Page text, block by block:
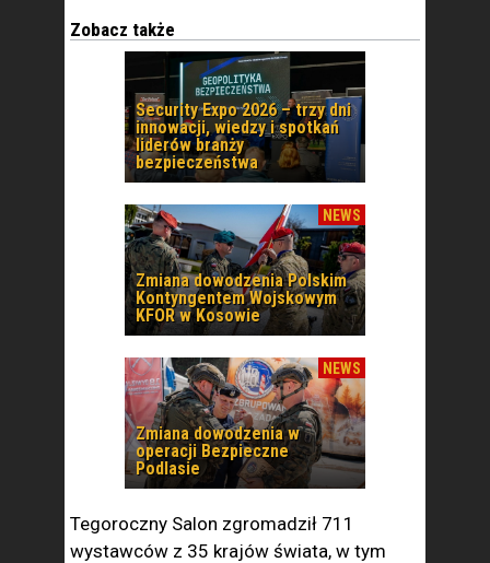
Zobacz także
Security Expo 2026 – trzy dni
innowacji, wiedzy i spotkań
liderów branży
bezpieczeństwa
NEWS
Zmiana dowodzenia Polskim
Kontyngentem Wojskowym
KFOR w Kosowie
NEWS
Zmiana dowodzenia w
operacji Bezpieczne
Podlasie
Tegoroczny Salon zgromadził 711
wystawców z 35 krajów świata, w tym